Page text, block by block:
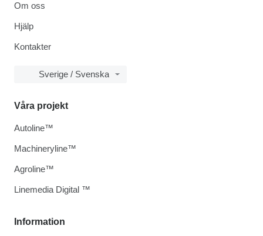
Om oss
Hjälp
Kontakter
Sverige / Svenska
Information
Våra projekt
Autoline™
Machineryline™
Agroline™
Linemedia Digital ™